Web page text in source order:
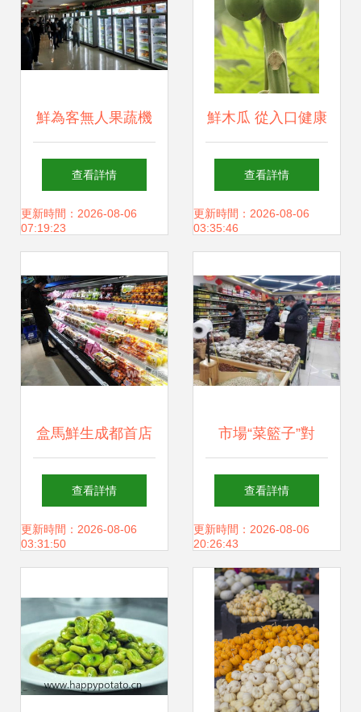
鮮為客無人果蔬機
席卷一二線城市 無
人零售的“新鮮革
查看詳情
更新時間：2026-08-06
07:19:23
鮮木瓜 從入口健康
到功能多元的食物
之選
查看詳情
更新時間：2026-08-06
03:35:46
盒馬鮮生成都首店
正式亮相 新零售新
體驗 從鮮活到網紅
查看詳情
更新時間：2026-08-06
03:31:50
市場“菜籃子”對
接“小日子” 新鮮蔬
菜零售的民生實踐
查看詳情
更新時間：2026-08-06
20:26:43